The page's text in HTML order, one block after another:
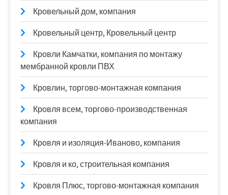
Кровельный дом, компания
Кровельный центр, Кровельный центр
Кровли Камчатки, компания по монтажу
мембранной кровли ПВХ
Кровлин, торгово-монтажная компания
Кровля всем, торгово-производственная
компания
Кровля и изоляция-Иваново, компания
Кровля и ко, строительная компания
Кровля Плюс, торгово-монтажная компания